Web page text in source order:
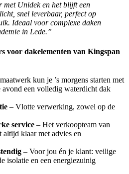
met Unidek en het blijft een
snel leverbaar, perfect op
Ideaal voor complexe daken
in Lede.”
voor dakelementen van Kingspan
kun je ’s morgens starten met
avond een volledig waterdicht dak
– Vlotte verwerking, zowel op de
service – Het verkoopteam van
klaar met advies en
– Voor jou én je klant: veilige
isolatie en een energiezuinig